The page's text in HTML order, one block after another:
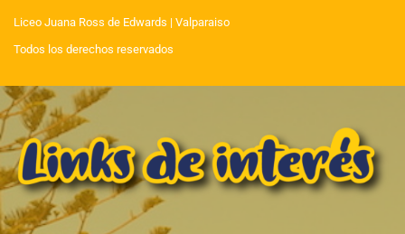
Liceo Juana Ross de Edwards | Valparaiso
Todos los derechos reservados